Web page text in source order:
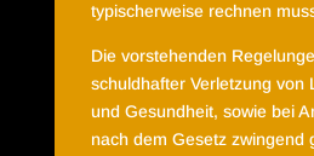
typischerweise rechnen
Die vorstehenden
schuldhafter Verletzung von
und Gesundheit, sowie bei
nach dem Gesetz zwingend